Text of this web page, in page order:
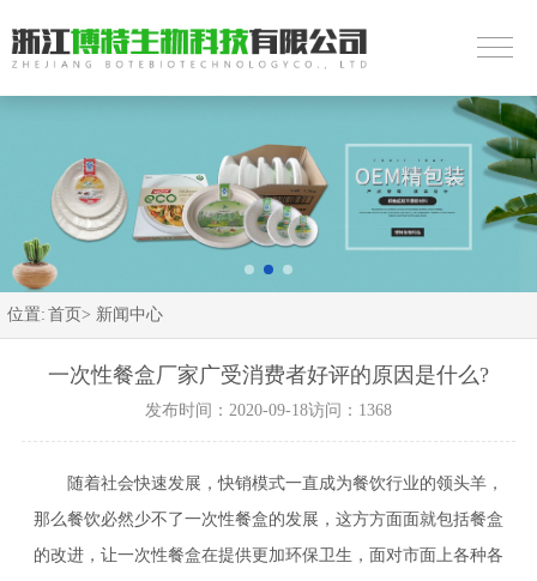
位置: 首页> 新闻中心
一次性餐盒厂家广受消费者好评的原因是什么?
发布时间：2020-09-18访问：1368
随着社会快速发展，快销模式一直成为餐饮行业的领头羊，
那么餐饮必然少不了一次性餐盒的发展，这方方面面就包括餐盒
的改进，让一次性餐盒在提供更加环保卫生，面对市面上各种各